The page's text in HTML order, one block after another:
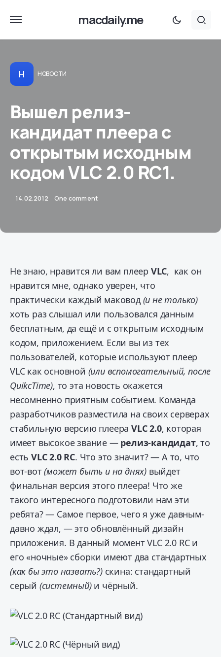
macdaily.me
Н НОВОСТИ
Вышел релиз-
кандидат плеера с
открытым исходным
кодом VLC 2.0 RC1.
14.02.2012 One comment
Не знаю, нравится ли вам плеер VLC, как он
нравится мне, однако уверен, что
практически каждый маковод (и не только)
хоть раз слышал или пользовался данным
бесплатным, да ещё и с открытым исходным
кодом, приложением. Если вы из тех
пользователей, которые используют плеер
VLC как основной (или вспомогательный, после
QuikcTime), то эта новость окажется
несомненно приятным событием. Команда
разработчиков разместила на своих серверах
стабильную версию плеераVLC 2.0, которая
имеет высокое звание — релиз-кандидат, то
есть VLC 2.0 RC. Что это значит? — А то, что
вот-вот(может быть и на днях) выйдет
финальная версия этого плеера! Что же
такого интересного подготовили нам эти
ребята? — Самое первое, чего я уже давным-
давно ждал, — это обновлённый дизайн
приложения. В данный момент VLC 2.0 RC и
его «ночные» сборки имеют два стандартных
(как бы это назвать?)скина: стандартный
серый (системный) и чёрный.